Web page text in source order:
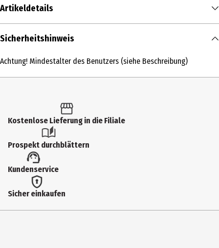
Artikeldetails
Inhalt
Produkttyp
15 Jahre
Artikelnummer des Herstellers
48834
Zielgruppe
Jugendliche|Erwachsene
Hersteller
Sicherheitshinweis
Achtung! Mindestalter des Benutzers (siehe Beschreibung)
Kostenlose Lieferung in die Filiale
Prospekt durchblättern
Kundenservice
Sicher einkaufen